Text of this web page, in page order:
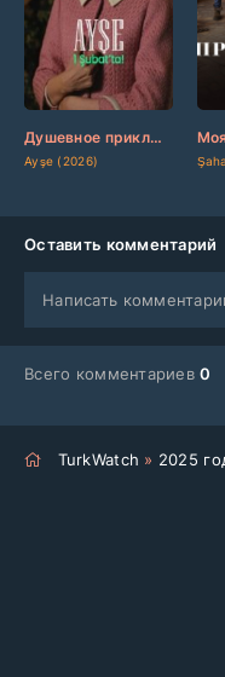
Душевное приключение
Ayşe (2026)
[updated]
[/updated]
Оставить комментарий
Написать
Всего комментариев0
TurkWatch » 2025